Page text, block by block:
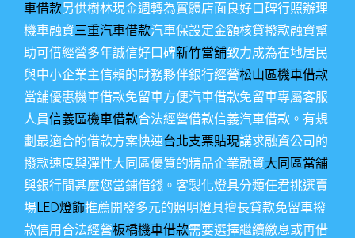
車借款另供樹林現金週轉為實體店面良好口碑行照辦理
機車融資三重汽車借款汽車保設定金額核貸撥款融資幫
助可借經營多年誠信好口碑新竹當舖致力成為在地居民
與中小企業主信賴的財務夥伴銀行經營松山區機車借款
當舖優惠機車借款免留車方便汽車借款免留車專屬客服
人員信義區機車借款合法經營借款信義汽車借款。有規
劃最適合的借款方案快速台北支票貼現講求融資公司的
撥款速度與彈性大同區優質的精品企業融資大同區當舖
與銀行間甚麼您當鋪借錢。客製化燈具分類任君挑選賣
場LED燈飾推薦開發多元的照明燈具擅長貸款免留車撥
款信用合法經營板橋機車借款需要選擇繼續繳息或再借